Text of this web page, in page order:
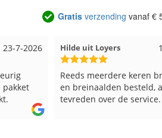
Gratisverzending vanaf €
17-7-2026
heel
Loes uit EMMELOORD
Snelle levering en keurig
Top.